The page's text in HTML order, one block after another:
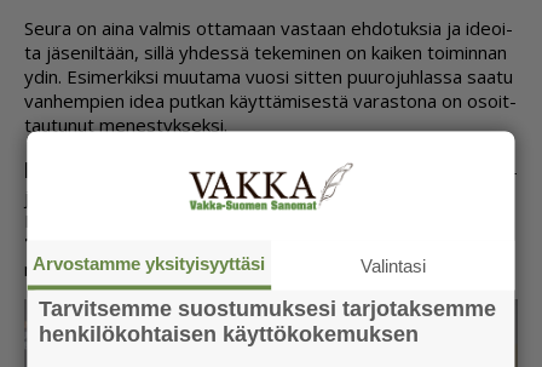
Seu­ra on ai­na val­mis ot­ta­maan vas­taan eh­do­tuk­sia ja ide­oi­
ta jä­se­nil­tään, sil­lä yh­des­sä te­ke­mi­nen on kai­ken toi­min­nan
ydin. Esi­mer­kik­si muu­ta­ma vuo­si sit­ten puu­ro­juh­las­sa saa­tu
van­hem­pien idea put­kan käyt­tä­mi­ses­tä va­ras­to­na on osoit­
tau­tu­nut me­nes­tyk­sek­si.
Puu­ro­juh­lan
päät­teek­si ja­et­tiin jo­kai­sel­le seu­ran pe­laa­
jal­le uu­det juo­ma­pul­lot sekä esi­tet­tiin val­ko­kan­kaal­la Myn­
Timo Sa­vi­ran­nan
myös net­ti­si­vuil­la ja Yo­u­tu­bes­sa ke­vään ai­ka­na.
Arvostamme yksityisyyttäsi Valintasi
Tarvitsemme suostumuksesi tarjotaksemme
henkilökohtaisen käyttökokemuksen